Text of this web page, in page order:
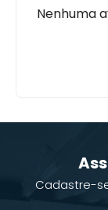
Nenhuma
Cadastre-